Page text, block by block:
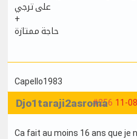
على ترجي
+
حاجة ممتازة
Capello1983
#256 11-
Djo1taraji2asroma
Ca fait au moins 16 ans que je